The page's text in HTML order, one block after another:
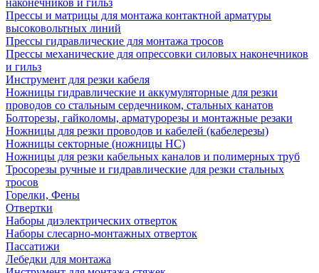
наконечников и гильз
Прессы и матрицы для монтажа контактной арматуры
высоковольтных линий
Прессы гидравлические для монтажа тросов
Прессы механические для опрессовки силовых наконечников
и гильз
Инструмент для резки кабеля
Ножницы гидравлические и аккумуляторные для резки
проводов со стальным сердечником, стальных канатов
Болторезы, гайколомы, арматурорезы и монтажные резаки
Ножницы для резки проводов и кабелей (кабелерезы)
Ножницы секторные (ножницы НС)
Ножницы для резки кабельных каналов и полимерных труб
Тросорезы ручные и гидравлические для резки стальных
тросов
Горелки, Фены
Отвертки
Наборы диэлектрических отверток
Наборы слесарно-монтажных отверток
Пассатижи
Лебедки для монтажа